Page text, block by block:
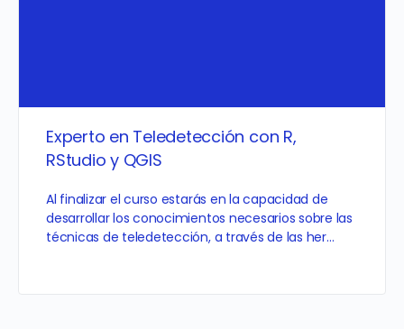
Experto en Teledetección con R,
RStudio y QGIS
Al finalizar el curso estarás en la capacidad de
desarrollar los conocimientos necesarios sobre las
técnicas de teledetección, a través de las her…